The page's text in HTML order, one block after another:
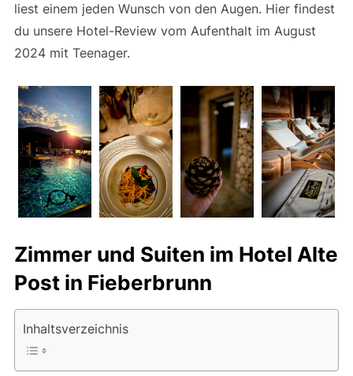
liest einem jeden Wunsch von den Augen. Hier findest
du unsere Hotel-Review vom Aufenthalt im August
2024 mit Teenager.
Zimmer und Suiten im Hotel Alte
Post in Fieberbrunn
Inhaltsverzeichnis